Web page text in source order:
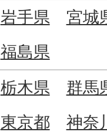
岩手県
宮城
福島県
栃木県
群馬
東京都 神奈